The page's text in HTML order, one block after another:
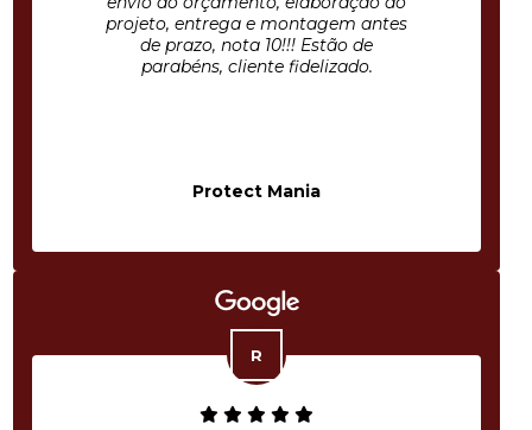
projeto, entrega e montagem antes
de prazo, nota 10!!! Estão de
parabéns, cliente fidelizado.
Protect Mania